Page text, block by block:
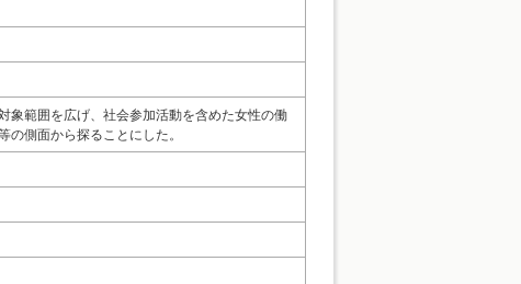
象範囲を広げ、社会参加活動を含めた女性の働
側面から探ることにした。